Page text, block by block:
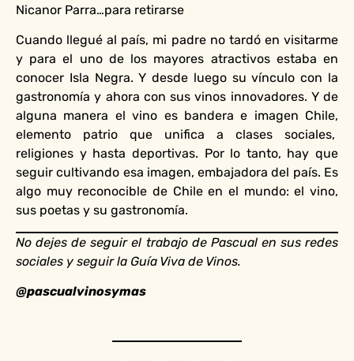
Nicanor Parra…para retirarse
Cuando llegué al país, mi padre no tardó en visitarme
y para el uno de los mayores atractivos estaba en
conocer Isla Negra. Y desde luego su vínculo con la
gastronomía y ahora con sus vinos innovadores. Y de
alguna manera el vino es bandera e imagen Chile,
elemento patrio que unifica a clases sociales,
religiones y hasta deportivas. Por lo tanto, hay que
seguir cultivando esa imagen, embajadora del país. Es
algo muy reconocible de Chile en el mundo: el vino,
sus poetas y su gastronomía.
No dejes de seguir el trabajo de Pascual en sus redes
sociales y seguir la Guía Viva de Vinos.
@pascualvinosymas